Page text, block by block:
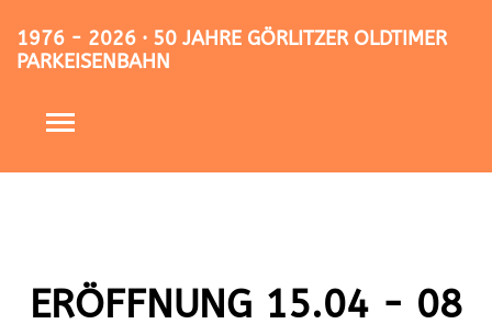
1976 - 2026 · 50 JAHRE GÖRLITZER OLDTIMER
PARKEISENBAHN
ERÖFFNUNG 15.04 - 08